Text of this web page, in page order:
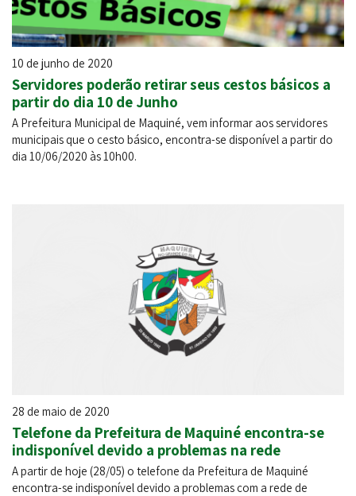
10 de junho de 2020
Servidores poderão retirar seus cestos básicos a
partir do dia 10 de Junho
A Prefeitura Municipal de Maquiné, vem informar aos servidores
municipais que o cesto básico, encontra-se disponível a partir do
dia 10/06/2020 às 10h00.
28 de maio de 2020
Telefone da Prefeitura de Maquiné encontra-se
indisponível devido a problemas na rede
A partir de hoje (28/05) o telefone da Prefeitura de Maquiné
encontra-se indisponível devido a problemas com a rede de